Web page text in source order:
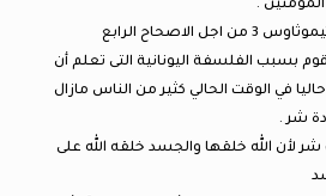
.
الرابع
قوم بسبب الفلسفة اليونانية التى تعلم أن
في الوقت الحالي كثير من الناس مازال
شر .
لأن الله خلقها والجسد خلقه الله على